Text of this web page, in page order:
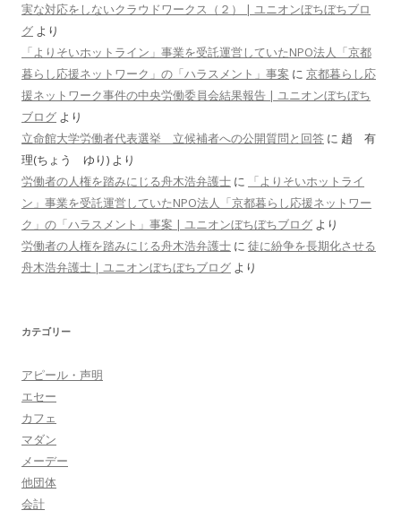
実な対応をしないクラウドワークス（２） | ユニオンぼちぼちブロ
グ より
「よりそいホットライン」事業を受託運営していたNPO法人「京都
暮らし応援ネットワーク」の「ハラスメント」事案 に 京都暮らし応
援ネットワーク事件の中央労働委員会結果報告 | ユニオンぼちぼち
ブログ より
立命館大学労働者代表選挙 立候補者への公開質問と回答 に 趙 有
理(ちょう ゆり) より
労働者の人権を踏みにじる舟木浩弁護士 に
「よりそいホットライ
ン」事業を受託運営していたNPO法人「京都暮らし応援ネットワー
ク」の「ハラスメント」事案 | ユニオンぼちぼちブログ より
労働者の人権を踏みにじる舟木浩弁護士 に 徒に紛争を長期化させる
舟木浩弁護士 | ユニオンぼちぼちブログ より
カテゴリー
アピール・声明
エセー
カフェ
マダン
メーデー
他団体
会計